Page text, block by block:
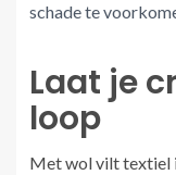
schade te
Laat je
loop
Met wol vilt textiel